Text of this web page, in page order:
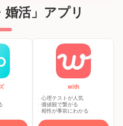
活」アプリ
with
心理テストが人気
価値観で繋がる
相性が事前にわかる